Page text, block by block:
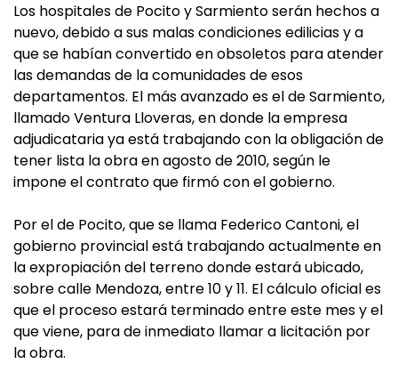
Los hospitales de Pocito y Sarmiento serán hechos a
nuevo, debido a sus malas condiciones edilicias y a
que se habían convertido en obsoletos para atender
las demandas de la comunidades de esos
departamentos. El más avanzado es el de Sarmiento,
llamado Ventura Lloveras, en donde la empresa
adjudicataria ya está trabajando con la obligación de
tener lista la obra en agosto de 2010, según le
impone el contrato que firmó con el gobierno.
Por el de Pocito, que se llama Federico Cantoni, el
gobierno provincial está trabajando actualmente en
la expropiación del terreno donde estará ubicado,
sobre calle Mendoza, entre 10 y 11. El cálculo oficial es
que el proceso estará terminado entre este mes y el
que viene, para de inmediato llamar a licitación por
la obra.